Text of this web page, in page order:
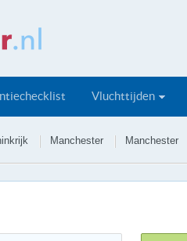
Vluchttijden
Manchester Manchester